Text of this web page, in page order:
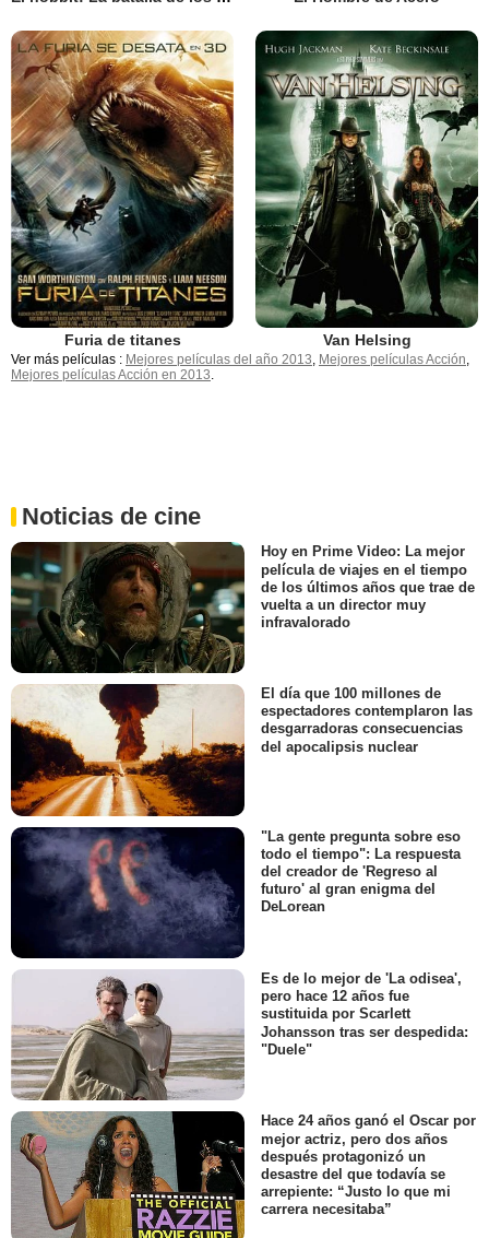
Furia de titanes Van Helsing
Ver más películas : Mejores películas del año 2013, Mejores películas Acción,
Mejores películas Acción en 2013.
Noticias de cine
Hoy en Prime Video: La mejor
película de viajes en el tiempo
de los últimos años que trae de
vuelta a un director muy
infravalorado
El día que 100 millones de
espectadores contemplaron las
desgarradoras consecuencias
del apocalipsis nuclear
"La gente pregunta sobre eso
todo el tiempo": La respuesta
del creador de 'Regreso al
futuro' al gran enigma del
DeLorean
Es de lo mejor de 'La odisea',
pero hace 12 años fue
sustituida por Scarlett
Johansson tras ser despedida:
"Duele"
Hace 24 años ganó el Oscar por
mejor actriz, pero dos años
después protagonizó un
desastre del que todavía se
arrepiente: “Justo lo que mi
carrera necesitaba”